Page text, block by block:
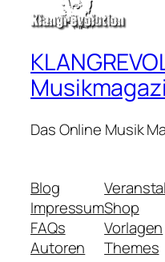
Das Online Musik
Blog
Impressum
FAQs
Autoren
Shop
Vorlagen
Themes